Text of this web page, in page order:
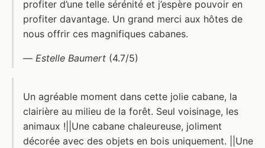
profiter d’une telle sérénité et j’espère pouvoir en
profiter davantage. Un grand merci aux hôtes de
nous offrir ces magnifiques cabanes.
— Estelle Baumert (4.7/5)
Un agréable moment dans cette jolie cabane, la
clairière au milieu de la forêt. Seul voisinage, les
animaux !||Une cabane chaleureuse, joliment
décorée avec des objets en bois uniquement. ||Une